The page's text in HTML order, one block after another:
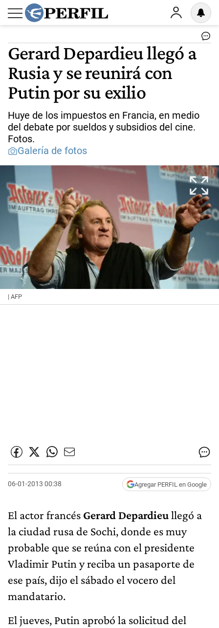
Gerard Depardieu llegó a
Rusia y se reunirá con
Putin por su exilio
Huye de los impuestos en Francia, en medio
del debate por sueldos y subsidios del cine.
Fotos.
Galería de fotos
| AFP
06-01-2013 00:38 Agregar PERFIL en Google
El actor francés Gerard Depardieullegó a
la ciudad rusa de Sochi, donde es muy
probable que se reúna con el presidente
Vladimir Putin y reciba un pasaporte de
ese país, dijo el sábado el vocero del
mandatario.
El jueves, Putin aprobó la solicitud del